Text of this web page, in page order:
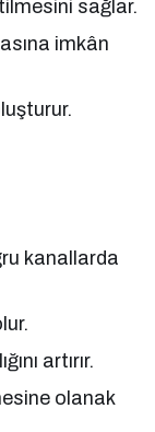
sağlar.
imkân
kanallarda
artırır.
olanak